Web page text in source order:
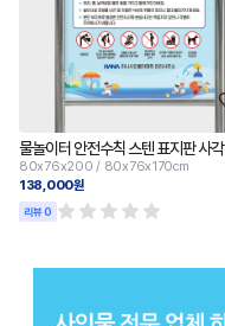
물놀이터 안전수칙 스텐 표지판 사각
80x76x200 / 80x76x170cm
138,000원
리뷰 0